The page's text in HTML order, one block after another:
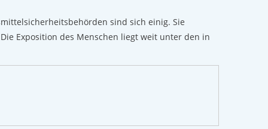
sind sich einig. Sie
Exposition des Menschen liegt weit unter den in